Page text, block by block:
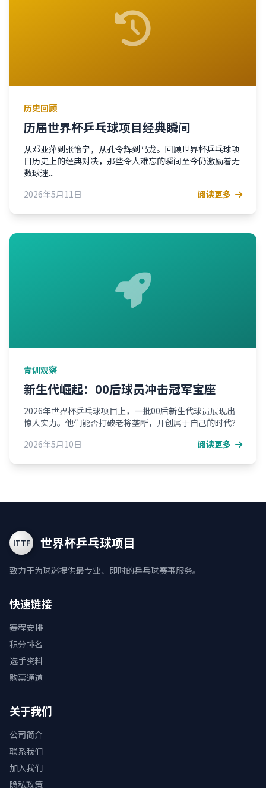
历史回顾
历届世界杯乒乓球项目经典瞬间
从邓亚萍到张怡宁，从孔令辉到马龙。回顾世界杯乒乓球项
目历史上的经典对决，那些令人难忘的瞬间至今仍激励着无
数球迷...
2026年5月11日
阅读更多
青训观察
新生代崛起：00后球员冲击冠军宝座
2026年世界杯乒乓球项目上，一批00后新生代球员展现出
惊人实力。他们能否打破老将垄断，开创属于自己的时代？
2026年5月10日
阅读更多
ITTF 世界杯乒乓球项目
致力于为球迷提供最专业、即时的乒乓球赛事服务。
快速链接
赛程安排
积分排名
选手资料
购票通道
关于我们
公司简介
联系我们
加入我们
隐私政策